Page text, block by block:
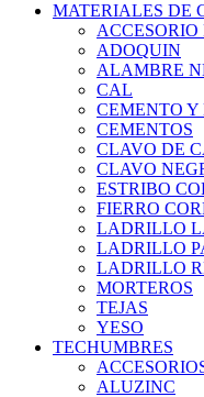
MATERIALES DE
ACCESORIO
ADOQUIN
ALAMBRE
CAL
CEMENTO Y
CEMENTOS
CLAVO DE
CLAVO
ESTRIBO
FIERRO
LADRILLO
LADRILLO
LADRILLO
MORTEROS
TEJAS
YESO
TECHUMBRES
ALUZINC